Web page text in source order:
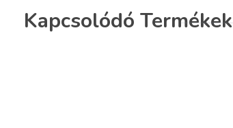
Kapcsolódó Termékek